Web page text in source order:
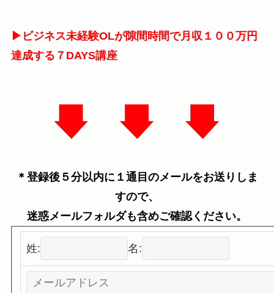
▶ビジネス未経験OLが隙間時間で月収１００万円
達成する７DAYS講座
＊登録後５分以内に１通目のメールをお送りしま
すので、
迷惑メールフォルダも含めご確認ください。
姓: 名: